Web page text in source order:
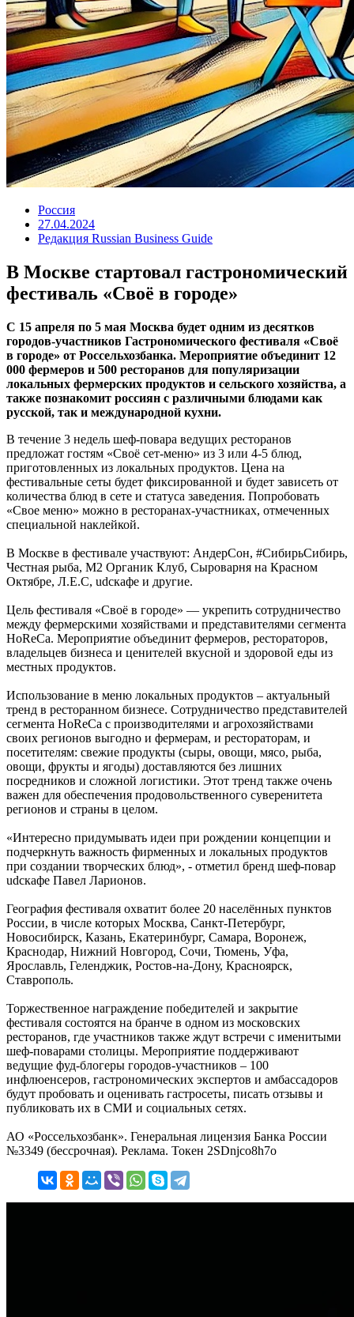
Россия
27.04.2024
Редакция Russian Business Guide
В Москве стартовал гастрономический
фестиваль «Своё в городе»
С 15 апреля по 5 мая Москва будет одним из десятков
городов-участников Гастрономического фестиваля «Своё
в городе» от Россельхозбанка. Мероприятие объединит 12
000 фермеров и 500 ресторанов для популяризации
локальных фермерских продуктов и сельского хозяйства, а
также познакомит россиян с различными блюдами как
русской, так и международной кухни.
В течение 3 недель шеф-повара ведущих ресторанов
предложат гостям «Своё сет-меню» из 3 или 4-5 блюд,
приготовленных из локальных продуктов. Цена на
фестивальные сеты будет фиксированной и будет зависеть от
количества блюд в сете и статуса заведения. Попробовать
«Свое меню» можно в ресторанах-участниках, отмеченных
специальной наклейкой.
В Москве в фестивале участвуют: АндерСон, #СибирьСибирь,
Честная рыба, М2 Органик Клуб, Сыроварня на Красном
Октябре, Л.Е.С, udcкафе и другие.
Цель фестиваля «Своё в городе» — укрепить сотрудничество
между фермерскими хозяйствами и представителями сегмента
HoReCa. Мероприятие объединит фермеров, рестораторов,
владельцев бизнеса и ценителей вкусной и здоровой еды из
местных продуктов.
Использование в меню локальных продуктов – актуальный
тренд в ресторанном бизнесе. Сотрудничество представителей
сегмента HoReCa с производителями и агрохозяйствами
своих регионов выгодно и фермерам, и рестораторам, и
посетителям: свежие продукты (сыры, овощи, мясо, рыба,
овощи, фрукты и ягоды) доставляются без лишних
посредников и сложной логистики. Этот тренд также очень
важен для обеспечения продовольственного суверенитета
регионов и страны в целом.
«Интересно придумывать идеи при рождении концепции и
подчеркнуть важность фирменных и локальных продуктов
при создании творческих блюд», - отметил бренд шеф-повар
udcкафе Павел Ларионов.
География фестиваля охватит более 20 населённых пунктов
России, в числе которых Москва, Санкт-Петербург,
Новосибирск, Казань, Екатеринбург, Самара, Воронеж,
Краснодар, Нижний Новгород, Сочи, Тюмень, Уфа,
Ярославль, Геленджик, Ростов-на-Дону, Красноярск,
Ставрополь.
Торжественное награждение победителей и закрытие
фестиваля состоятся на бранче в одном из московских
ресторанов, где участников также ждут встречи с именитыми
шеф-поварами столицы. Мероприятие поддерживают
ведущие фуд-блогеры городов-участников – 100
инфлюенсеров, гастрономических экспертов и амбассадоров
будут пробовать и оценивать гастросеты, писать отзывы и
публиковать их в СМИ и социальных сетях.
АО «Россельхозбанк». Генеральная лицензия Банка России
№3349 (бессрочная). Реклама. Токен 2SDnjco8h7o